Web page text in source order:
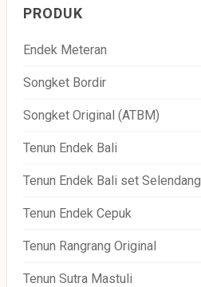
PRODUK
Endek Meteran
Songket Bordir
Songket Original (ATBM)
Tenun Endek Bali
Tenun Endek Bali set Selendang
Tenun Endek Cepuk
Tenun Rangrang Original
Tenun Sutra Mastuli